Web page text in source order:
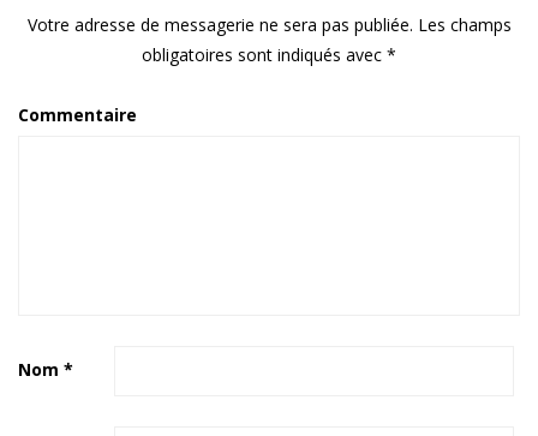
Votre adresse de messagerie ne sera pas publiée. Les champs
obligatoires sont indiqués avec *
Commentaire
Nom *